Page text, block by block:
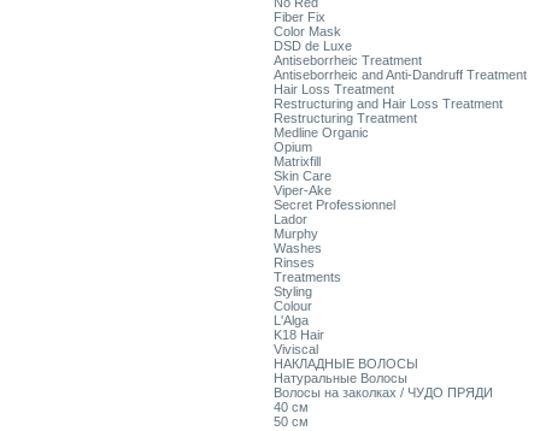
Fiber Fix
Color Mask
DSD de Luxe
Antiseborrheic Treatment
Antiseborrheic and Anti-Dandruff Treatment
Hair Loss Treatment
Restructuring and Hair Loss Treatment
Restructuring Treatment
Medline Organic
Opium
Matrixfill
Skin Care
Viper-Ake
Secret Professionnel
Lador
Murphy
Washes
Rinses
Treatments
Styling
Colour
L'Alga
K18 Hair
Viviscal
НАКЛАДНЫЕ ВОЛОСЫ
Натуральные Волосы
Волосы на заколках / ЧУДО ПРЯДИ
40 см
50 см